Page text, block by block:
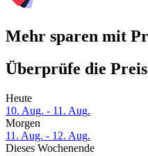
Mehr sparen mit
Überprüfe die
Heute
10. Aug. - 11. Aug.
Morgen
11. Aug. - 12. Aug.
Dieses Wochenende